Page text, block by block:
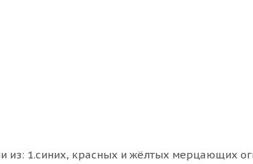
из: 1.синих, красных и жёлтых мерцающих